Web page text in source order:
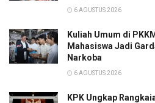
6 AGUSTUS 2026
Kuliah Umum di
Mahasiswa Jadi
Narkoba
6 AGUSTUS 2026
KPK Ungkap